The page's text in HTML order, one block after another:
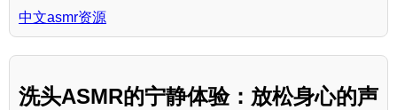
中文asmr资源
洗头ASMR的宁静体验：放松身心的声